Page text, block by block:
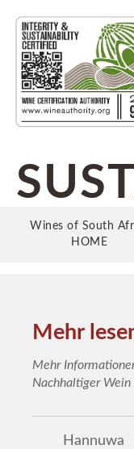
Wines of South
HOME
Mehr
Mehr
Nachhaltiger Wein
Hannuwa